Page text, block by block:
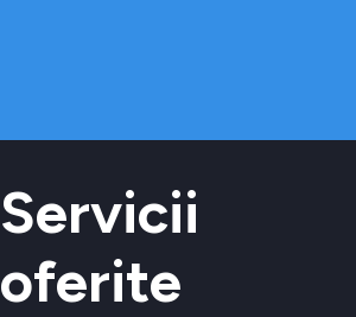
Servicii
oferite